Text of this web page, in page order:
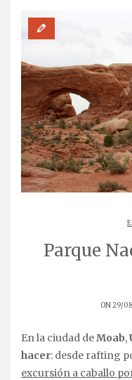
Parque
ON 29/
En la ciudad deMoab,
hacer: desde rafting
excursión a caballo